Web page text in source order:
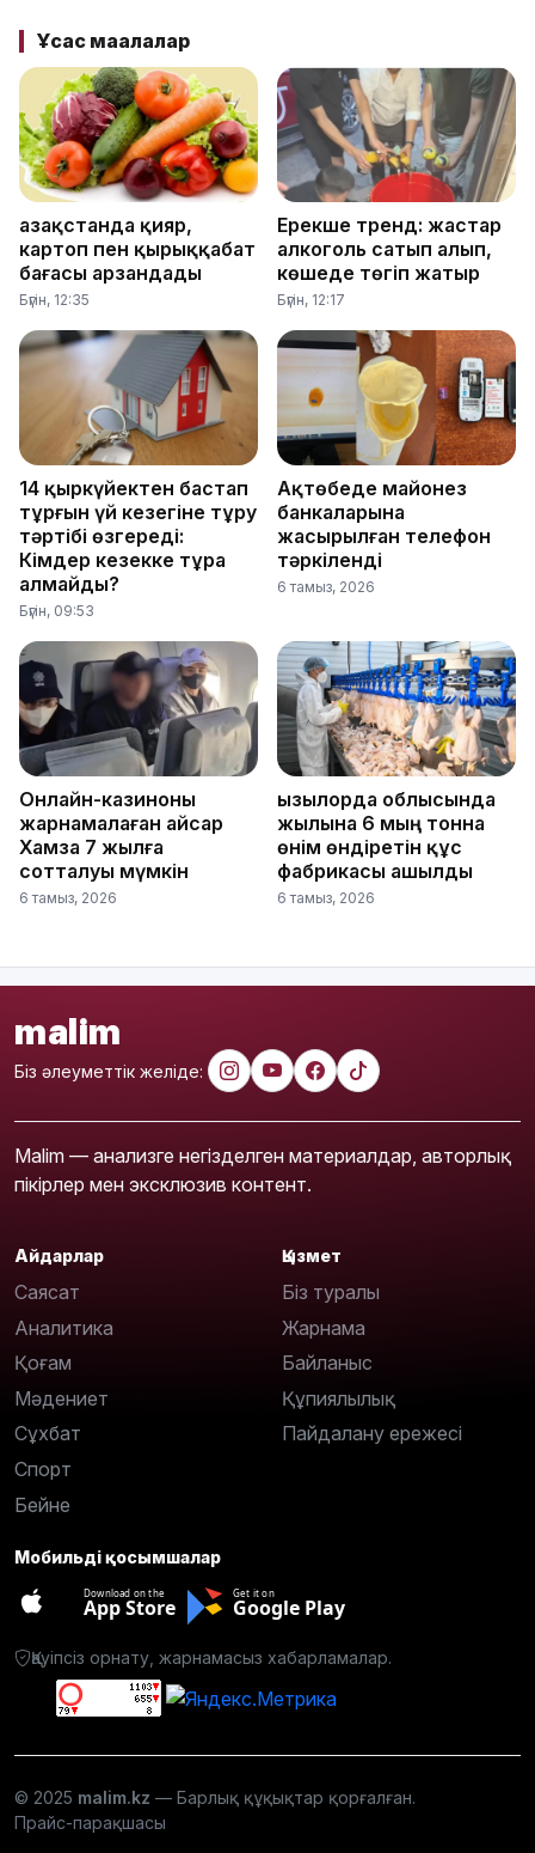
Ұқсас мақалалар
Қазақстанда қияр,
картоп пен қырыққабат
бағасы арзандады
Бүгін, 12:35
Ерекше тренд: жастар
алкоголь сатып алып,
көшеде төгіп жатыр
Бүгін, 12:17
14 қыркүйектен бастап
тұрғын үй кезегіне тұру
тәртібі өзгереді:
Кімдер кезекке тұра
алмайды?
Бүгін, 09:53
Ақтөбеде майонез
банкаларына
жасырылған телефон
тәркіленді
6 тамыз, 2026
Онлайн-казиноны
жарнамалаған Қайсар
Хамза 7 жылға
сотталуы мүмкін
6 тамыз, 2026
Қызылорда облысында
жылына 6 мың тонна
өнім өндіретін құс
фабрикасы ашылды
6 тамыз, 2026
malim
Біз әлеуметтік желіде:
Malim — анализге негізделген материалдар, авторлық
пікірлер мен эксклюзив контент.
Айдарлар
Саясат
Аналитика
Қоғам
Мәдениет
Сұхбат
Спорт
Бейне
Қызмет
Біз туралы
Жарнама
Байланыс
Құпиялылық
Пайдалану ережесі
Мобильді қосымшалар
Download on the
App Store
Get it on
Google Play
Қауіпсіз орнату, жарнамасыз хабарламалар.
© 2025 malim.kz — Барлық құқықтар қорғалған.
Прайс-парақшасы